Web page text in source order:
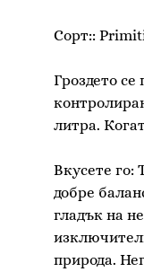
Сорт::
Гроздето
литра.
Вкусете го:
добре
гладък на
природа.